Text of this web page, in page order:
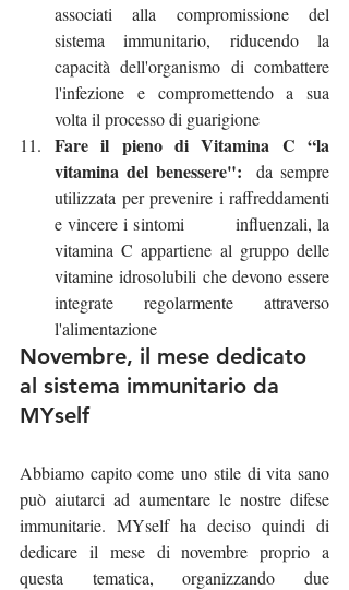
associati alla compromissione del
sistema immunitario, riducendo la
capacità dell'organismo di combattere
l'infezione e compromettendo a sua
volta il processo di guarigione
Fare il pieno di Vitamina C “la
vitamina del benessere":
da sempre
utilizzata per prevenire i raffreddamenti
e vincere i sintomi 	influenzali, la
vitamina C appartiene al gruppo delle
vitamine idrosolubili che devono essere
integrate regolarmente attraverso
l'alimentazione
Novembre, il mese dedicato
al sistema immunitario da
MYself
Abbiamo capito come uno stile di vita sano
può aiutarci ad aumentare le nostre difese
immunitarie. MYself ha deciso quindi di
dedicare il mese di novembre proprio a
questa tematica, organizzando due